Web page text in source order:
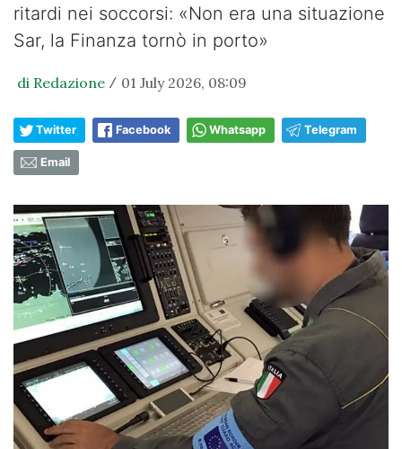
ritardi nei soccorsi: «Non era una situazione
Sar, la Finanza tornò in porto»
di Redazione / 01 July 2026, 08:09
Twitter Facebook Whatsapp Telegram
Email